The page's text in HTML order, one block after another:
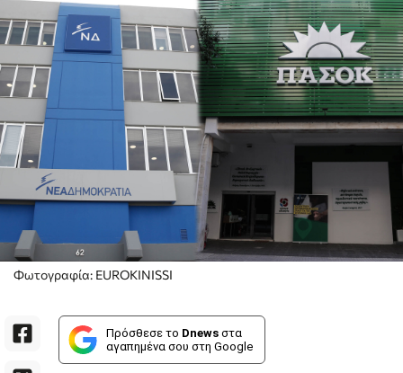
Φωτογραφία: EUROKINISSI
Πρόσθεσε το Dnews στα
αγαπημένα σου στη Google